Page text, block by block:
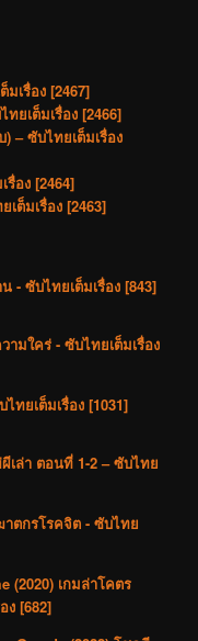
มเรื่อง [2467]
ทยเต็มเรื่อง [2466]
– ซับไทยเต็มเรื่อง
รื่อง [2464]
ต็มเรื่อง [2463]
- ซับไทยเต็มเรื่อง [843]
ามใคร่ - ซับไทยเต็มเรื่อง
ทยเต็มเรื่อง [1031]
เล่า ตอนที่ 1-2 – ซับไทย
ตกรโรคจิต - ซับไทย
(2020) เกมล่าโคตร
ง [682]